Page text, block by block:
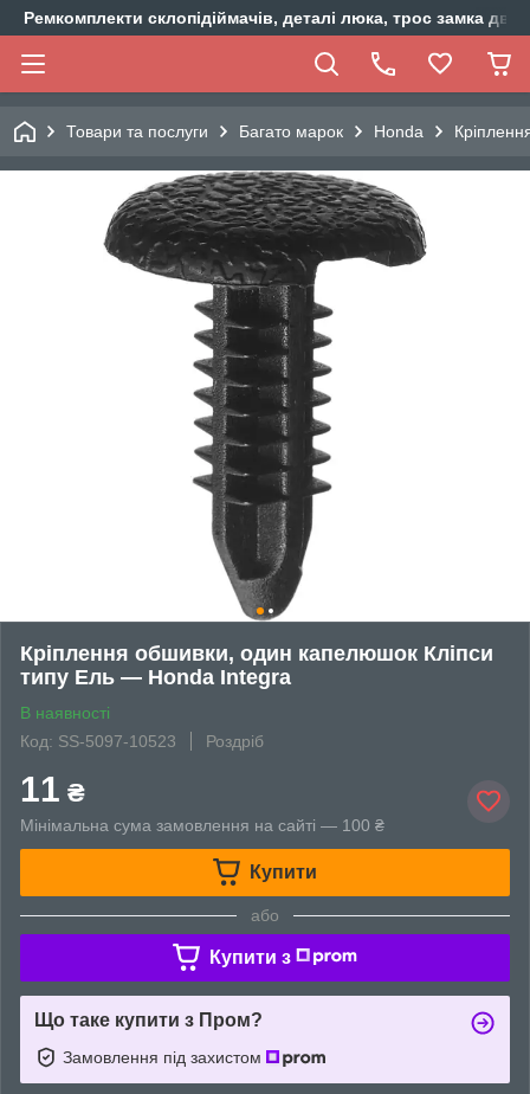
Ремкомплекти склопідіймачів, деталі люка, трос замка
Товари та послуги Багато марок Honda
Кріплення обшивки, один капелюшок Кліпси
типу Ель — Honda Integra
В наявності
Код: SS-5097-10523
Роздріб
11 ₴
Мінімальна сума замовлення на сайті — 100 ₴
Купити
або
Купити з
Що таке купити з Пром?
Замовлення під захистом